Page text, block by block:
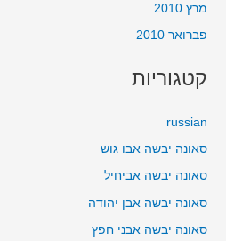
מרץ 2010
פברואר 2010
קטגוריות
russian
סאונה יבשה אבו גוש
סאונה יבשה אביחיל
סאונה יבשה אבן יהודה
סאונה יבשה אבני חפץ